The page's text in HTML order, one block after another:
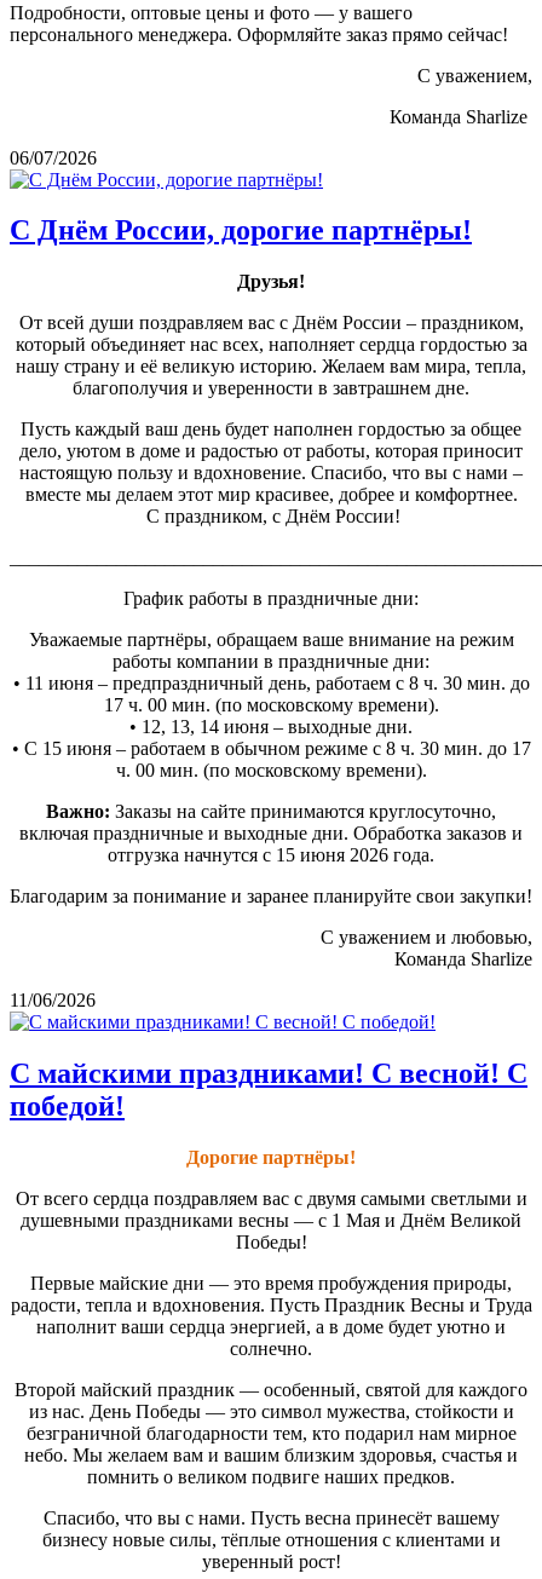
Подробности, оптовые цены и фото — у вашего
персонального менеджера. Оформляйте заказ прямо сейчас!
С уважением,
Команда Sharlize
06/07/2026
С Днём России, дорогие партнёры!
Друзья!
От всей души поздравляем вас с Днём России – праздником,
который объединяет нас всех, наполняет сердца гордостью за
нашу страну и её великую историю. Желаем вам мира, тепла,
благополучия и уверенности в завтрашнем дне.
Пусть каждый ваш день будет наполнен гордостью за общее
дело, уютом в доме и радостью от работы, которая приносит
настоящую пользу и вдохновение. Спасибо, что вы с нами –
вместе мы делаем этот мир красивее, добрее и комфортнее.
С праздником, с Днём России!
График работы в праздничные дни:
Уважаемые партнёры, обращаем ваше внимание на режим
работы компании в праздничные дни:
• 11 июня – предпраздничный день, работаем с 8 ч. 30 мин. до
17 ч. 00 мин. (по московскому времени).
• 12, 13, 14 июня – выходные дни.
• С 15 июня – работаем в обычном режиме с 8 ч. 30 мин. до 17
ч. 00 мин. (по московскому времени).
Важно: Заказы на сайте принимаются круглосуточно,
включая праздничные и выходные дни. Обработка заказов и
отгрузка начнутся с 15 июня 2026 года.
Благодарим за понимание и заранее планируйте свои закупки!
С уважением и любовью,
Команда Sharlize
11/06/2026
С майскими праздниками! С весной! С
победой!
Дорогие партнёры!
От всего сердца поздравляем вас с двумя самыми светлыми и
душевными праздниками весны — с 1 Мая и Днём Великой
Победы!
Первые майские дни — это время пробуждения природы,
радости, тепла и вдохновения. Пусть Праздник Весны и Труда
наполнит ваши сердца энергией, а в доме будет уютно и
солнечно.
Второй майский праздник — особенный, святой для каждого
из нас. День Победы — это символ мужества, стойкости и
безграничной благодарности тем, кто подарил нам мирное
небо. Мы желаем вам и вашим близким здоровья, счастья и
помнить о великом подвиге наших предков.
Спасибо, что вы с нами. Пусть весна принесёт вашему
бизнесу новые силы, тёплые отношения с клиентами и
уверенный рост!